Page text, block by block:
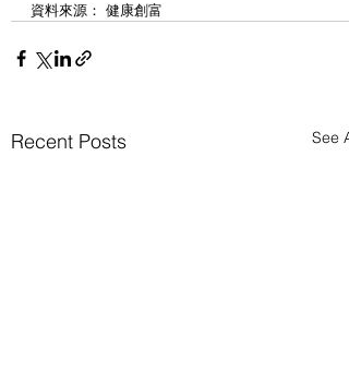
資料來源： 健康創富
Recent Posts See All